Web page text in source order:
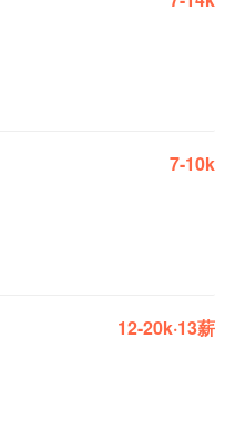
7-10k
12-20k·13薪